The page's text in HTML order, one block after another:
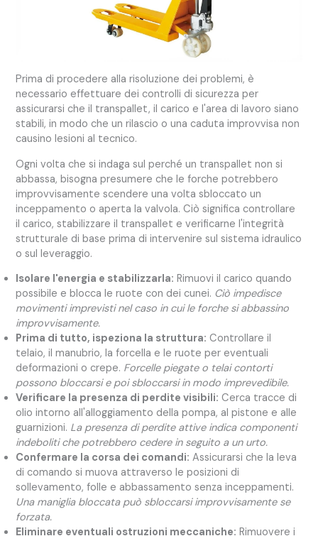
Prima di procedere alla risoluzione dei problemi, è
necessario effettuare dei controlli di sicurezza per
assicurarsi che il transpallet, il carico e l'area di lavoro siano
stabili, in modo che un rilascio o una caduta improvvisa non
causino lesioni al tecnico.
Ogni volta che si indaga sul perché un transpallet non si
abbassa, bisogna presumere che le forche potrebbero
improvvisamente scendere una volta sbloccato un
inceppamento o aperta la valvola. Ciò significa controllare
il carico, stabilizzare il transpallet e verificarne l'integrità
strutturale di base prima di intervenire sul sistema idraulico
o sul leveraggio.
Isolare l'energia e stabilizzarla: Rimuovi il carico quando
possibile e blocca le ruote con dei cunei. Ciò impedisce
movimenti imprevisti nel caso in cui le forche si abbassino
improvvisamente.
Prima di tutto, ispeziona la struttura: Controllare il
telaio, il manubrio, la forcella e le ruote per eventuali
deformazioni o crepe. Forcelle piegate o telai contorti
possono bloccarsi e poi sbloccarsi in modo imprevedibile.
Verificare la presenza di perdite visibili: Cerca tracce di
olio intorno all'alloggiamento della pompa, al pistone e alle
guarnizioni. La presenza di perdite attive indica componenti
indeboliti che potrebbero cedere in seguito a un urto.
Confermare la corsa dei comandi: Assicurarsi che la leva
di comando si muova attraverso le posizioni di
sollevamento, folle e abbassamento senza inceppamenti.
Una maniglia bloccata può sbloccarsi improvvisamente se
forzata.
Eliminare eventuali ostruzioni meccaniche: Rimuovere i